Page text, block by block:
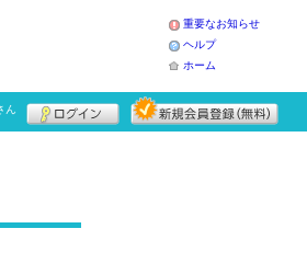
重要なお知らせ
ヘルプ
ホーム
ん